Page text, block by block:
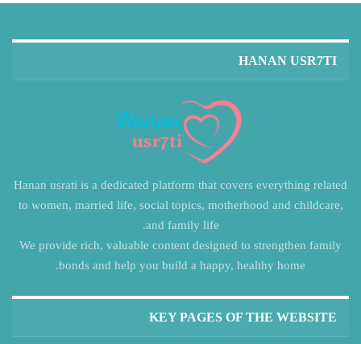
HANAN USR7TI
Hanan usrati is a dedicated platform that covers everything related
to women, married life, social topics, motherhood and childcare,
and family life.
We provide rich, valuable content designed to strengthen family
bonds and help you build a happy, healthy home.
KEY PAGES OF THE WEBSITE